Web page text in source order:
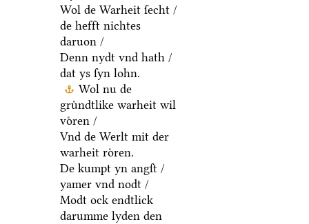
Wol de Warheit ſecht /
de hefft nichtes
daruon /
Denn nydt vnd hath /
dat ys ſyn lohn.
Wol nu de
gruͤndtlike warheit wil
voͤren /
Vnd de Werlt mit der
warheit roͤren.
De kumpt yn angſt /
yamer vnd nodt /
Modt ock endtlick
darumme lyden den